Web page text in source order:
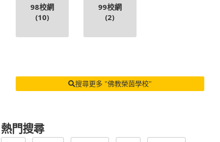
98校網
(10)
99校網
(2)
搜尋更多 "佛教榮茵學校"
熱門搜尋